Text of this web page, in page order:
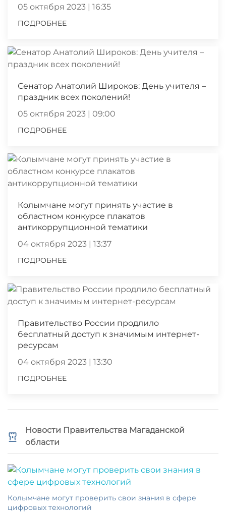
05 октября 2023 | 16:35
ПОДРОБНЕЕ
Сенатор Анатолий Широков: День учителя –
праздник всех поколений!
05 октября 2023 | 09:00
ПОДРОБНЕЕ
Колымчане могут принять участие в
областном конкурсе плакатов
антикоррупционной тематики
04 октября 2023 | 13:37
ПОДРОБНЕЕ
Правительство России продлило
бесплатный доступ к значимым интернет-
ресурсам
04 октября 2023 | 13:30
ПОДРОБНЕЕ
Новости Правительства Магаданской
области
Колымчане могут проверить свои знания в сфере
цифровых технологий